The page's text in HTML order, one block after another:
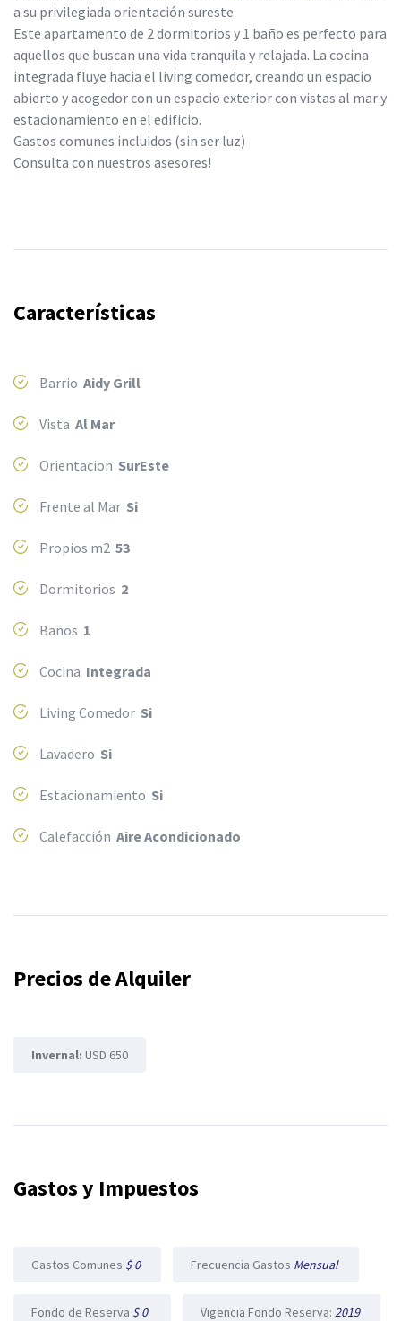
a su privilegiada orientación sureste.
Este apartamento de 2 dormitorios y 1 baño es perfecto para
aquellos que buscan una vida tranquila y relajada. La cocina
integrada fluye hacia el living comedor, creando un espacio
abierto y acogedor con un espacio exterior con vistas al mar y
estacionamiento en el edificio.
Gastos comunes incluidos (sin ser luz)
Consulta con nuestros asesores!
Características
Barrio Aidy Grill
Vista Al Mar
Orientacion SurEste
Frente al Mar Si
Propios m2 53
Dormitorios 2
Baños 1
Cocina Integrada
Living Comedor Si
Lavadero Si
Estacionamiento Si
Calefacción Aire Acondicionado
Precios de Alquiler
Invernal: USD 650
Gastos y Impuestos
Gastos Comunes $ 0 Frecuencia Gastos Mensual
Fondo de Reserva $ 0 Vigencia Fondo Reserva: 2019